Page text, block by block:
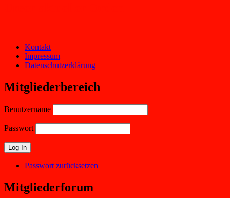
Kontakt
Impressum
Datenschutzerklärung
Mitgliederbereich
Benutzername
Passwort
Passwort zurücksetzen
Mitgliederforum